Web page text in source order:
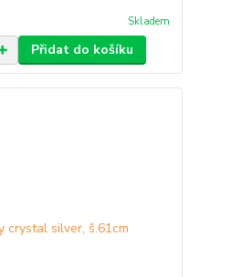
Skladem
Přidat do košíku